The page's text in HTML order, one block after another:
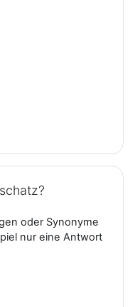
oder Synonyme
nur eine Antwort